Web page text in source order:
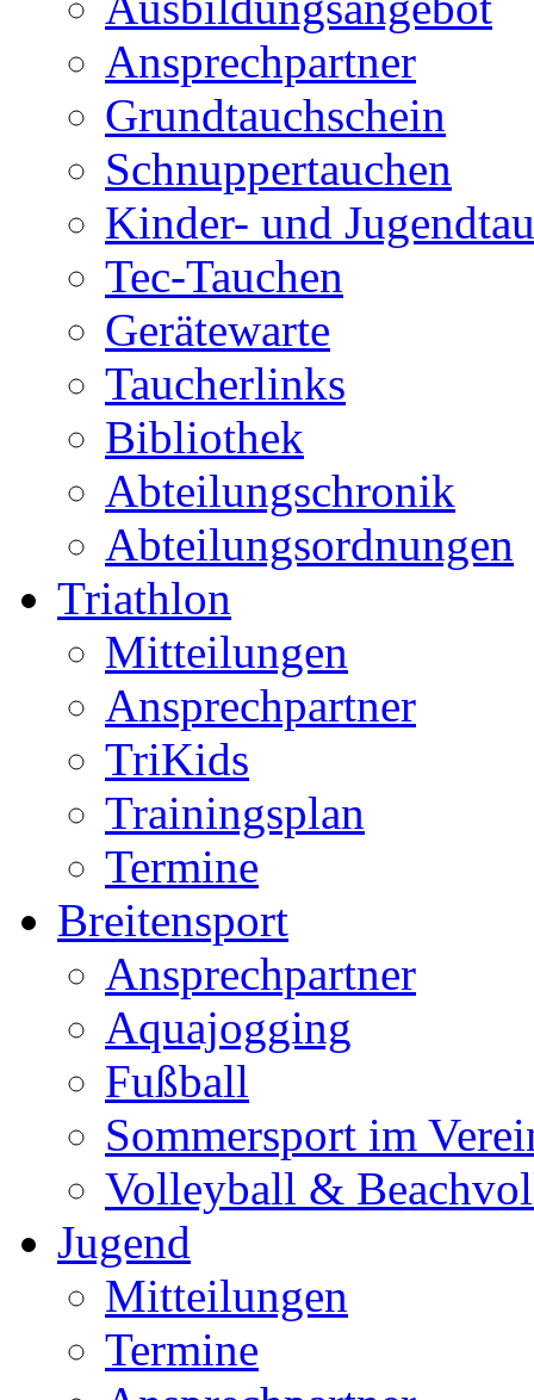
Ansprechpartner
Grundtauchschein
Schnuppertauchen
Kinder- und
Tec-Tauchen
Gerätewarte
Taucherlinks
Bibliothek
Abteilungschronik
Abteilungsordnungen
Triathlon
Mitteilungen
Ansprechpartner
TriKids
Trainingsplan
Termine
Breitensport
Ansprechpartner
Aquajogging
Fußball
Sommersport im
Volleyball &
Jugend
Mitteilungen
Termine